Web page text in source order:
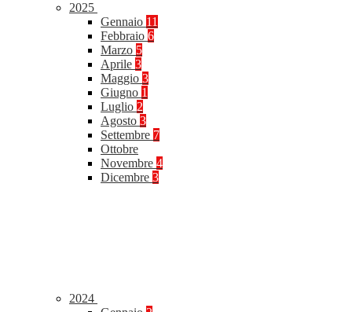
2025
Gennaio 11
Febbraio 6
Marzo 5
Aprile 3
Maggio 3
Giugno 1
Luglio 2
Agosto 3
Settembre 7
Ottobre
Novembre 4
Dicembre 3
2024